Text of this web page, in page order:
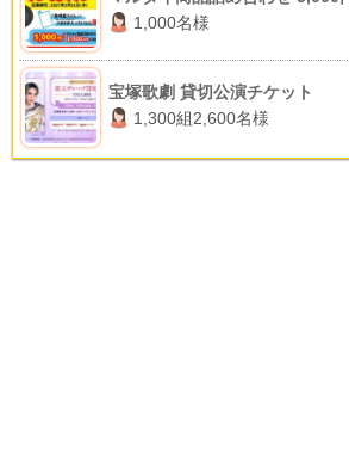
1,000名様
宝塚歌劇 貸切公演チケット
1,300組2,600名様